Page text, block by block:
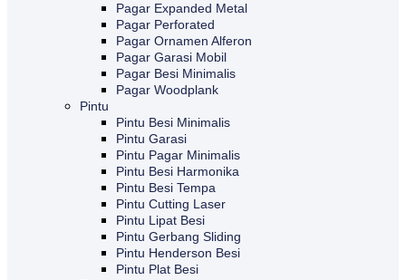
Pagar Expanded Metal
Pagar Perforated
Pagar Ornamen Alferon
Pagar Garasi Mobil
Pagar Besi Minimalis
Pagar Woodplank
Pintu
Pintu Besi Minimalis
Pintu Garasi
Pintu Pagar Minimalis
Pintu Besi Harmonika
Pintu Besi Tempa
Pintu Cutting Laser
Pintu Lipat Besi
Pintu Gerbang Sliding
Pintu Henderson Besi
Pintu Plat Besi